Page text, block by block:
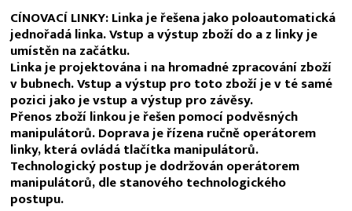
CÍNOVACÍ LINKY: Linka je řešena jako poloautomatická
jednořadá linka. Vstup a výstup zboží do a z linky je
umístěn na začátku.
Linka je projektována i na hromadné zpracování zboží
v bubnech. Vstup a výstup pro toto zboží je v té samé
pozici jako je vstup a výstup pro závěsy.
Přenos zboží linkou je řešen pomocí podvěsných
manipulátorů. Doprava je řízena ručně operátorem
linky, která ovládá tlačítka manipulátorů.
Technologický postup je dodržován operátorem
manipulátorů, dle stanového technologického
postupu.